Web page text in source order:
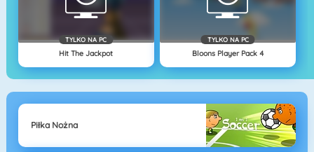
TYLKO NA PC
Hit The Jackpot
TYLKO NA PC
Bloons Player Pack 4
Piłka Nożna